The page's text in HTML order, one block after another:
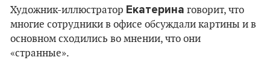
Художник-иллюстратор Екатерина говорит, что
многие сотрудники в офисе обсуждали картины и в
основном сходились во мнении, что они
«странные».